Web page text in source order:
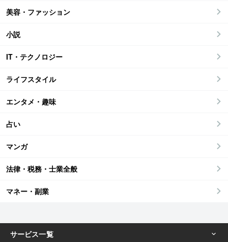
美容・ファッション
小説
IT・テクノロジー
ライフスタイル
エンタメ・趣味
占い
マンガ
法律・税務・士業全般
マネー・副業